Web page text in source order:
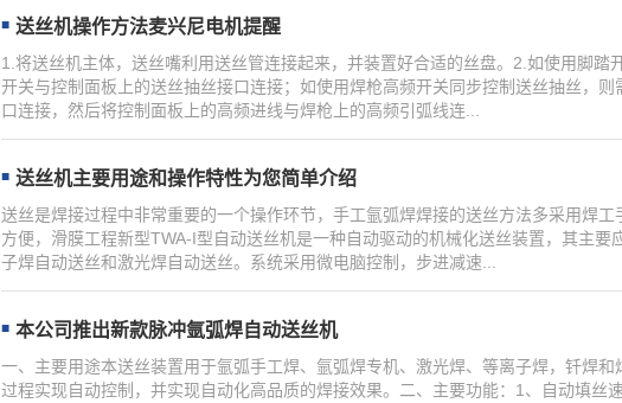
送丝机操作方法麦兴尼电机提醒
1.将送丝机主体，送丝嘴利用送丝管连接起来，并装置好合适的丝盘。2.如使用脚踏
开关与控制面板上的送丝抽丝接口连接；如使用焊枪高频开关同步控制送丝抽丝，
口连接，然后将控制面板上的高频进线与焊枪上的高频引弧线连...
送丝机主要用途和操作特性为您简单介绍
送丝是焊接过程中非常重要的一个操作环节，手工氩弧焊焊接的送丝方法多采用焊
方便，滑膜工程新型TWA-I型自动送丝机是一种自动驱动的机械化送丝装置，其主
子焊自动送丝和激光焊自动送丝。系统采用微电脑控制，步进减速...
本公司推出新款脉冲氩弧焊自动送丝机
一、主要用途本送丝装置用于氩弧手工焊、氩弧焊专机、激光焊、等离子焊，钎焊
过程实现自动控制，并实现自动化高品质的焊接效果。二、主要功能：1、自动填丝